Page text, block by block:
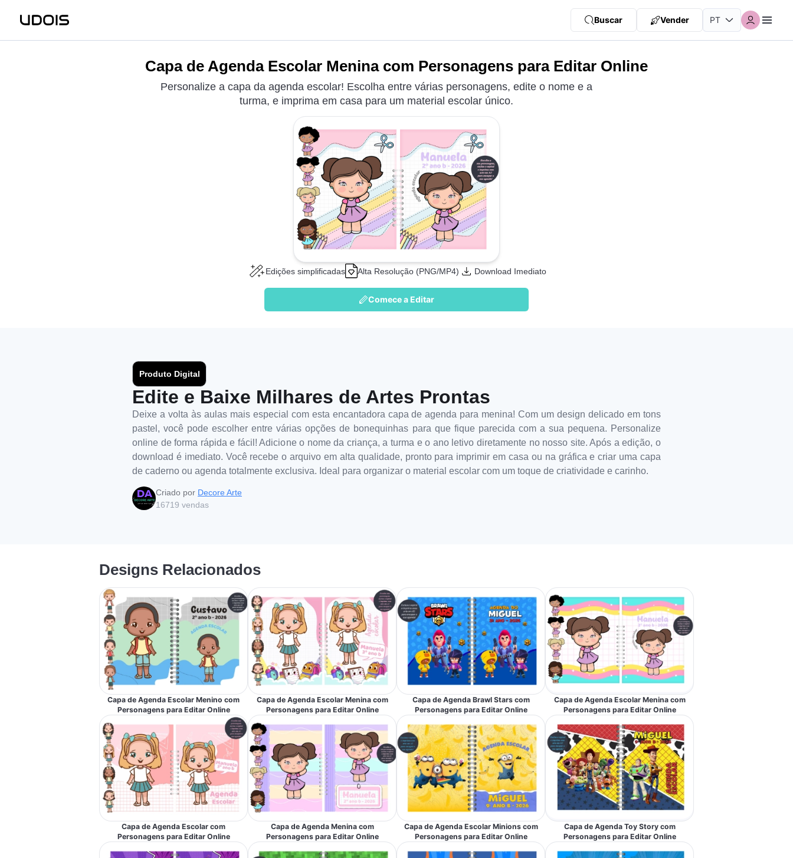
Buscar Vender
Capa de Agenda Escolar Menina com Personagens para Editar Online
Personalize a capa da agenda escolar! Escolha entre várias personagens, edite o nome e a
turma, e imprima em casa para um material escolar único.
Edições simplificadas Alta Resolução (PNG/MP4) Download Imediato
Comece a Editar
Produto Digital
Edite e Baixe Milhares de Artes Prontas
Deixe a volta às aulas mais especial com esta encantadora capa de agenda para menina! Com um design delicado em tons
pastel, você pode escolher entre várias opções de bonequinhas para que fique parecida com a sua pequena. Personalize
online de forma rápida e fácil! Adicione o nome da criança, a turma e o ano letivo diretamente no nosso site. Após a edição, o
download é imediato. Você recebe o arquivo em alta qualidade, pronto para imprimir em casa ou na gráfica e criar uma capa
de caderno ou agenda totalmente exclusiva. Ideal para organizar o material escolar com um toque de criatividade e carinho.
Criado por Decore Arte
16719 vendas
Designs Relacionados
Capa de Agenda Escolar Menino com
Personagens para Editar Online
Capa de Agenda Escolar com
Personagens para Editar Online
Capa de Agenda Escolar Menina com
Personagens para Editar Online
Capa de Agenda Menina com
Personagens para Editar Online
Capa de Agenda Brawl Stars com
Personagens para Editar Online
Capa de Agenda Escolar Minions com
Personagens para Editar Online
Capa de Agenda Escolar Menina com
Personagens para Editar Online
Capa de Agenda Toy Story com
Personagens para Editar Online